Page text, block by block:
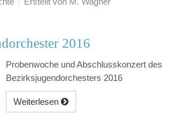
2016
Probenwoche und Abschlusskonzert des
Bezirksjugendorchesters 2016
Weiterlesen